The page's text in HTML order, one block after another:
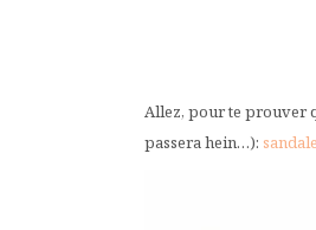
Allez, pour te prouver
passera hein…):